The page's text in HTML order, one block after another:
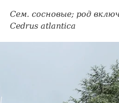
Сем. сосновые; род
Cedrus atlantica